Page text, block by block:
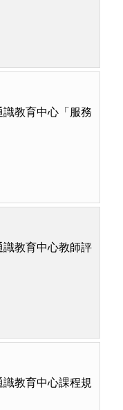
教育中心「服務
教育中心教師評
教育中心課程規